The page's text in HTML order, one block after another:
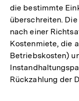
die bestimmte
überschreiten.
nach einer
Kostenmiete, die
Betriebskosten)
Rückzahlung der